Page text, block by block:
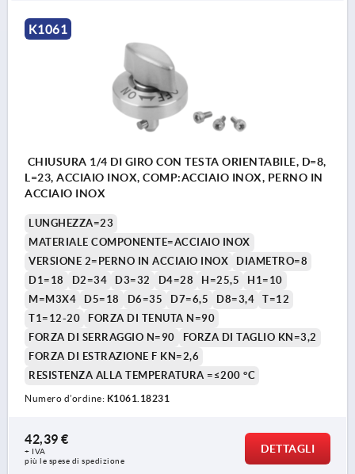
K1061
CHIUSURA 1/4 DI GIRO CON TESTA ORIENTABILE, D=8,
L=23, ACCIAIO INOX, COMP:ACCIAIO INOX, PERNO IN
ACCIAIO INOX
LUNGHEZZA=23
MATERIALE COMPONENTE=ACCIAIO INOX
VERSIONE 2=PERNO IN ACCIAIO INOX
DIAMETRO=8
D1=18
D2=34 D3=32 D4=28 H=25,5
H1=10
M=M3X4
D5=18 D6=35 D7=6,5 D8=3,4
T=12
T1=12-20
FORZA DI TENUTA N=90
FORZA DI SERRAGGIO N=90
FORZA DI TAGLIO KN=3,2
FORZA DI ESTRAZIONE F KN=2,6
RESISTENZA ALLA TEMPERATURA =≤200 °C
Numero d’ordine: K1061.18231
42,39 €
+ IVA
più le spese di spedizione
DETTAGLI